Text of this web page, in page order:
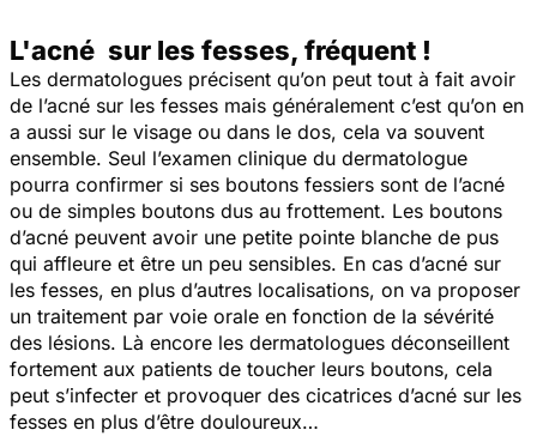
L'acné sur les fesses, fréquent !
Les dermatologues précisent qu’on peut tout à fait avoir
de l’acné sur les fesses mais généralement c’est qu’on en
a aussi sur le visage ou dans le dos, cela va souvent
ensemble. Seul l’examen clinique du dermatologue
pourra confirmer si ses boutons fessiers sont de l’acné
ou de simples boutons dus au frottement. Les boutons
d’acné peuvent avoir une petite pointe blanche de pus
qui affleure et être un peu sensibles. En cas d’acné sur
les fesses, en plus d’autres localisations, on va proposer
un traitement par voie orale en fonction de la sévérité
des lésions. Là encore les dermatologues déconseillent
fortement aux patients de toucher leurs boutons, cela
peut s’infecter et provoquer des cicatrices d’acné sur les
fesses en plus d’être douloureux…